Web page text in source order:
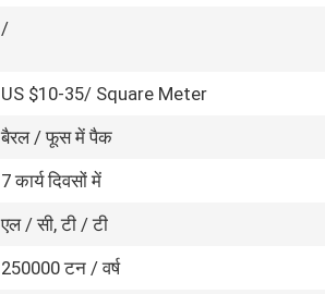
/
US $10-35/ Square Meter
बैरल / फूस में पैक
7 कार्य दिवसों में
एल / सी, टी / टी
250000 टन / वर्ष